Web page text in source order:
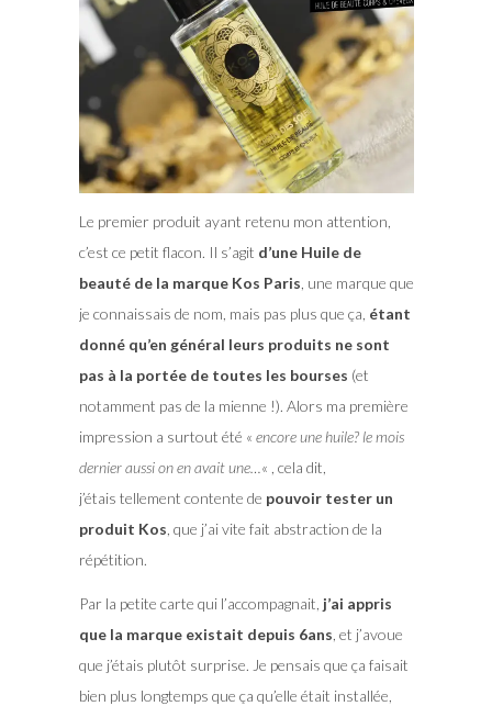
Le premier produit ayant retenu mon attention,
c’est ce petit flacon. Il s’agit d’une Huile de
beauté de la marque Kos Paris , une marque que
je connaissais de nom, mais pas plus que ça, étant
donné qu’en général leurs produits ne sont
pas à la portée de toutes les bourses (et
notamment pas de la mienne !). Alors ma première
impression a surtout été « encore une huile? le mois
dernier aussi on en avait une…« , cela dit,
j’étais tellement contente de pouvoir tester un
produit Kos , que j’ai vite fait abstraction de la
répétition.
Par la petite carte qui l’accompagnait, j’ai appris
que la marque existait depuis 6ans , et j’avoue
que j’étais plutôt surprise. Je pensais que ça faisait
bien plus longtemps que ça qu’elle était installée,